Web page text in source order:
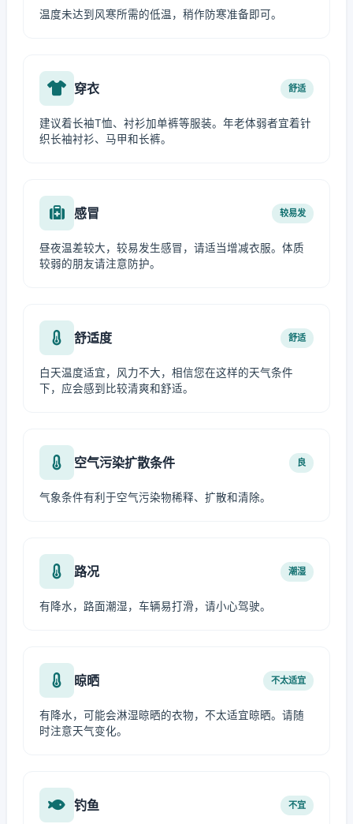
温度未达到风寒所需的低温，稍作防寒准备即可。
穿衣 舒适
建议着长袖T恤、衬衫加单裤等服装。年老体弱者宜着针
织长袖衬衫、马甲和长裤。
感冒 较易发
昼夜温差较大，较易发生感冒，请适当增减衣服。体质
较弱的朋友请注意防护。
舒适度 舒适
白天温度适宜，风力不大，相信您在这样的天气条件
下，应会感到比较清爽和舒适。
空气污染扩散条件 良
气象条件有利于空气污染物稀释、扩散和清除。
路况 潮湿
有降水，路面潮湿，车辆易打滑，请小心驾驶。
晾晒 不太适宜
有降水，可能会淋湿晾晒的衣物，不太适宜晾晒。请随
时注意天气变化。
钓鱼 不宜